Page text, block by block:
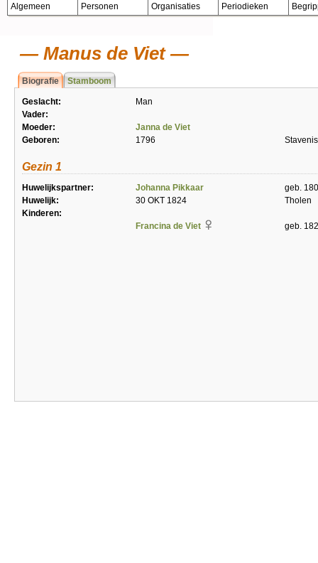
Algemeen Personen Organisaties Periodieken
Manus de Viet
Biografie Stamboom
Geslacht:
Man
Vader:
Moeder:
Janna de Viet
Geboren:
1796
Gezin 1
Huwelijkspartner: Johanna Pikkaar
geb.
Huwelijk:
30 OKT 1824
Tholen
Kinderen:
Francina de Viet
geb.